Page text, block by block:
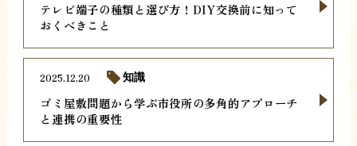
テレビ端子の種類と選び方！DIY交換前に知って
おくべきこと
ゴミ屋敷問題から学ぶ市役所の多角的アプローチ
と連携の重要性
2025.12.20 知識